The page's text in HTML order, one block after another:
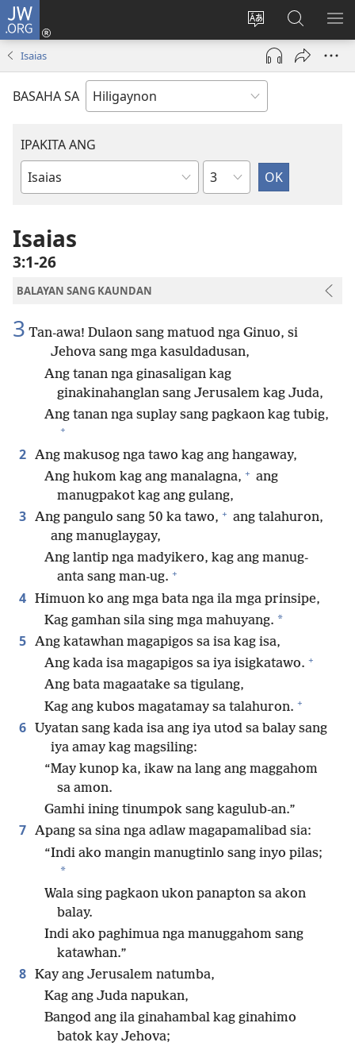
JW.ORG
Islan
ang
lenguahe
sang
site
Mag-
log
(opens
new
Mangita
sa
JW.ORG
Isaias
BASAHA SA
IPAKITA ANG
Libro
Biblia
Kapitulo
Isaias
3:1-26
BALAYAN SANG KAUNDAN
3 Tan-awa! Dulaon sang matuod nga Ginuo, si
Jehova sang mga kasuldadusan,
Ang tanan nga ginasaligan kag
ginakinahanglan sang Jerusalem kag Juda,
Ang tanan nga suplay sang pagkaon kag tubig,
+
2 Ang makusog nga tawo kag ang hangaway,
Ang hukom kag ang manalagna, + ang
manugpakot kag ang gulang,
3 Ang pangulo sang 50 ka tawo, + ang talahuron,
ang manuglaygay,
Ang lantip nga madyikero, kag ang manug-
anta sang man-ug. +
4 Himuon ko ang mga bata nga ila mga prinsipe,
Kag gamhan sila sing mga mahuyang. *
5 Ang katawhan magapigos sa isa kag isa,
Ang kada isa magapigos sa iya isigkatawo. +
Ang bata magaatake sa tigulang,
Kag ang kubos magatamay sa talahuron. +
6 Uyatan sang kada isa ang iya utod sa balay sang
iya amay kag magsiling:
“May kunop ka, ikaw na lang ang maggahom
sa amon.
Gamhi ining tinumpok sang kagulub-an.”
7 Apang sa sina nga adlaw magapamalibad sia:
“Indi ako mangin manugtinlo sang inyo pilas;
*
Wala sing pagkaon ukon panapton sa akon
balay.
Indi ako paghimua nga manuggahom sang
katawhan.”
8 Kay ang Jerusalem natumba,
Kag ang Juda napukan,
Bangod ang ila ginahambal kag ginahimo
batok kay Jehova;